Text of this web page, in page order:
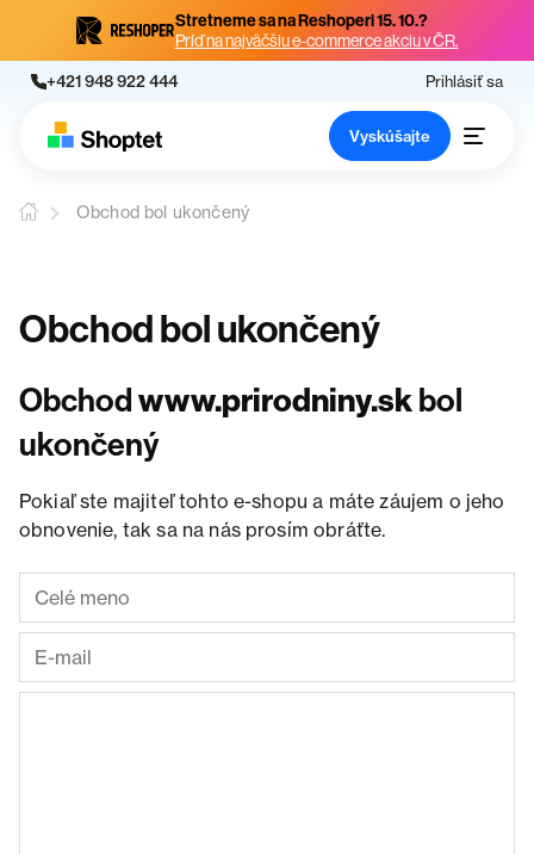
Stretneme sa na Reshoperi 15. 10.?
Príď na najväčšiu e-commerce akciu v ČR.
+421 948 922 444 Prihlásiť sa
Vyskúšajte
Obchod bol ukončený
Obchod bol ukončený
Obchodwww.prirodniny.skbol
ukončený
Pokiaľ ste majiteľ tohto e-shopu a máte záujem o jeho
obnovenie, tak sa na nás prosím obráťte.